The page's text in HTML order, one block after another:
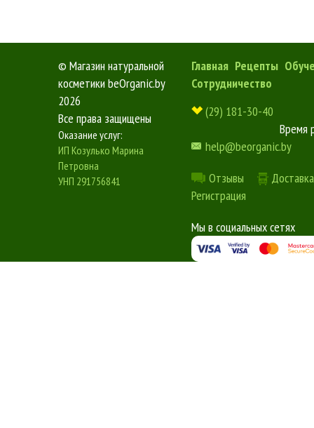
© Магазин натуральной
косметики beOrganic.by
2026
Все права защищены
Оказание услуг:
ИП Козулько Марина
Петровна
УНП 291756841
Главная Рецепты
Сотрудничество
(29) 181-30-40
Время
help@beorganic.by
Отзывы
Регистрация
Мы в социальных сетях